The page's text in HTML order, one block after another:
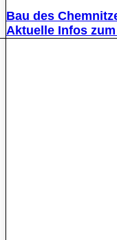
Bau des
Aktuelle Infos